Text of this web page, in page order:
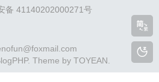
不…
备 41140202000271号
. Theme by TOYEAN